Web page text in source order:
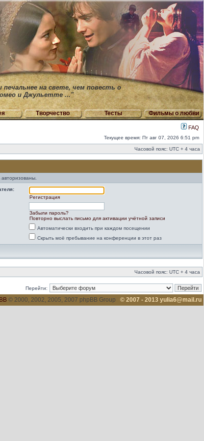
на свете, чем повесть о
и Джульетте ..."
Творчество Тесты Фильмы о любви
FAQ
Текущее время: Пт авг 07, 2026 6:51 pm
Часовой пояс: UTC + 4 часа
Регистрация
Забыли пароль?
Повторно выслать письмо для активации учётной записи
Автоматически входить при каждом посещении
Скрыть моё пребывание на конференции в этот раз
Часовой пояс: UTC + 4 часа
Перейти:
© 2000, 2002, 2005, 2007 phpBB Group © 2007 - 2013 yulia6@mail.ru